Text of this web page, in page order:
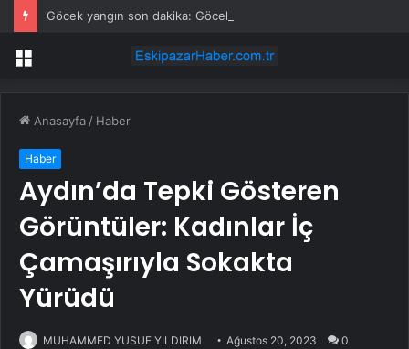
Menü
Anasayfa / Haber
Haber
Aydın’da Tepki Gösteren
Görüntüler: Kadınlar İç
Çamaşırıyla Sokakta
Yürüdü
MUHAMMED YUSUF YILDIRIM Ağustos 20, 2023 0